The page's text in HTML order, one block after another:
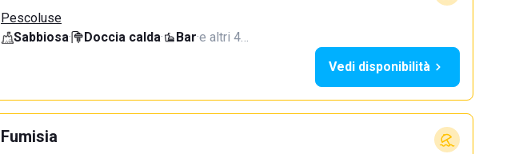
Pescoluse
Sabbiosa· Doccia calda· Bar·e altri 4…
Vedi disponibilità
Fumisia